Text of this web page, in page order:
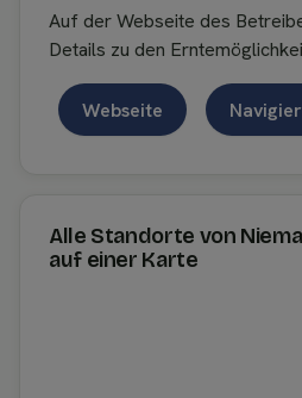
Auf der Webseite des
Details zu den
Webseite
Alle Standorte von
auf einer Karte